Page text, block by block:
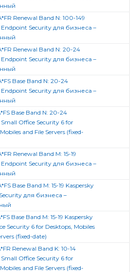
Renewal Band N: 100-149
Endpoint Security для бизнеса –
Renewal Band N: 20-24
Endpoint Security для бизнеса –
Base Band N: 20-24
Endpoint Security для бизнеса –
Base Band N: 20-24
Small Office Security 6 for
and File Servers (fixed-
Renewal Band M: 15-19
Endpoint Security для бизнеса –
Base Band M: 15-19 Kaspersky
для бизнеса –
Base Band M: 15-19 Kaspersky
Security 6 for Desktops, Mobiles
(fixed-date)
Renewal Band K: 10-14
Small Office Security 6 for
and File Servers (fixed-